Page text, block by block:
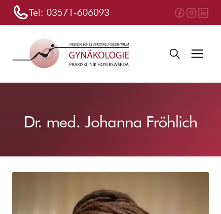
Zum
Inhalt
Tel: 03571-606093
Dr. med. Johanna Fröhlich